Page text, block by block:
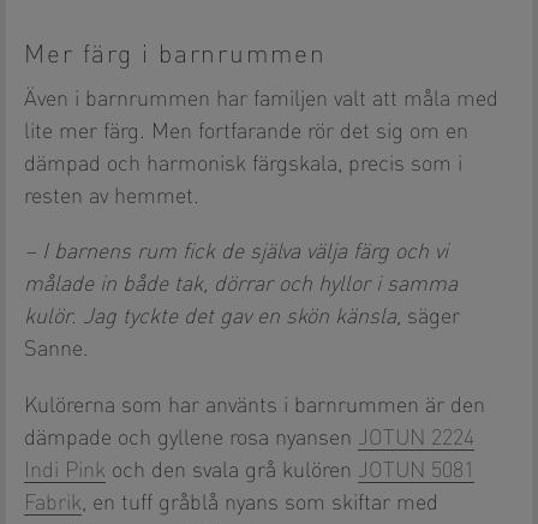
Mer färg i barnrummen
Även i barnrummen har familjen valt att måla med
lite mer färg. Men fortfarande rör det sig om en
dämpad och harmonisk färgskala, precis som i
resten av hemmet.
– I barnens rum fick de själva välja färg och vi
målade in både tak, dörrar och hyllor i samma
kulör. Jag tyckte det gav en skön känsla, säger
Sanne.
Kulörerna som har använts i barnrummen är den
dämpade och gyllene rosa nyansen JOTUN 2224
Indi Pink och den svala grå kulören JOTUN 5081
Fabrik, en tuff gråblå nyans som skiftar med